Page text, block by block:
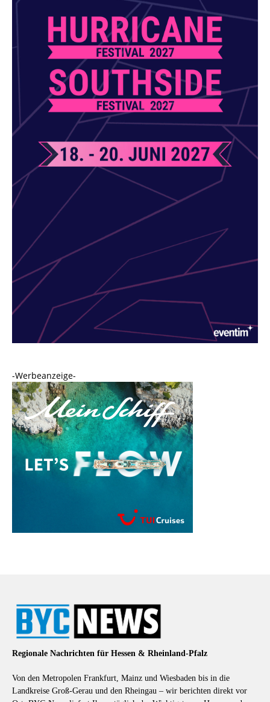
-Werbeanzeige-
Regionale Nachrichten für Hessen & Rheinland-Pfalz
Von den Metropolen Frankfurt, Mainz und Wiesbaden bis in die
Landkreise Groß-Gerau und den Rheingau – wir berichten direkt vor